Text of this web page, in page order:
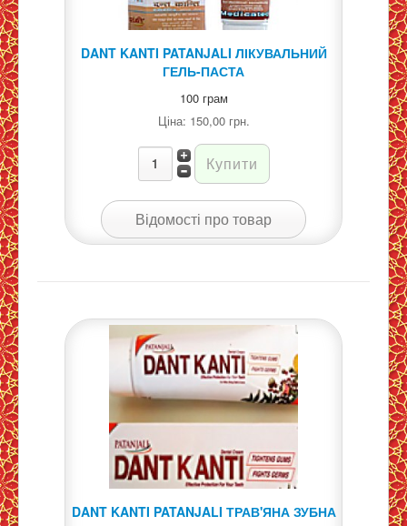
DANT KANTI PATANJALI ЛІКУВАЛЬНИЙ
ГЕЛЬ-ПАСТА
100 грам
Ціна: 150,00 грн.
Відомості про товар
DANT KANTI PATANJALI ТРАВ'ЯНА ЗУБНА